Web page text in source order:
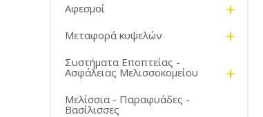
Αφεσμοί +
Μεταφορά κυψελών +
Συστήματα Εποπτείας -
Ασφάλειας Μελισσοκομείου +
Μελίσσια - Παραφυάδες -
Βασίλισσες